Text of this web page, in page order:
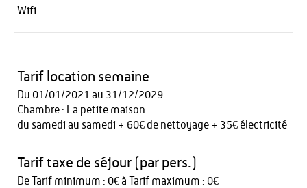
Wifi
Tarif location semaine
Du 01/01/2021 au 31/12/2029
Chambre : La petite maison
du samedi au samedi + 60€ de nettoyage + 35€ électricité
Tarif taxe de séjour (par pers.)
De Tarif minimum : 0€ à Tarif maximum : 0€